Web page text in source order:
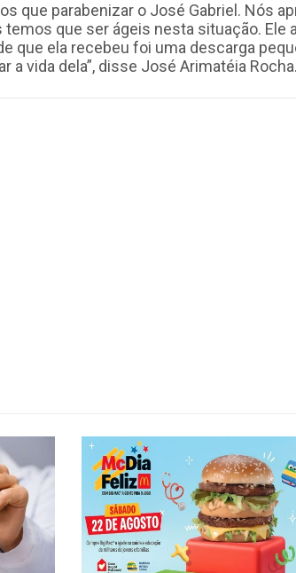
que parabenizar o José Gabriel. Nós
que ser ágeis nesta situação. Ele
que ela recebeu foi uma descarga
a vida dela”, disse José Arimatéia Rocha.